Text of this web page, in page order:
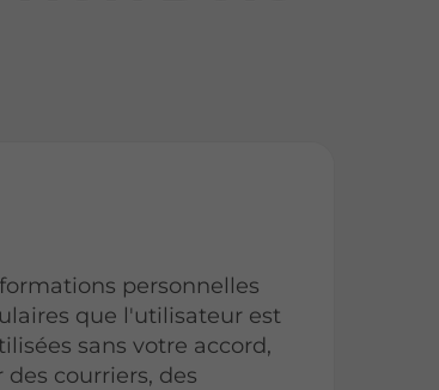
personnelles
que l'utilisateur est
sans votre accord,
courriers, des